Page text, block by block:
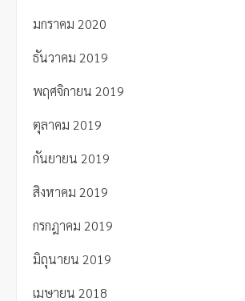
มกราคม 2020
ธันวาคม 2019
พฤศจิกายน 2019
ตุลาคม 2019
กันยายน 2019
สิงหาคม 2019
กรกฎาคม 2019
มิถุนายน 2019
เมษายน 2018